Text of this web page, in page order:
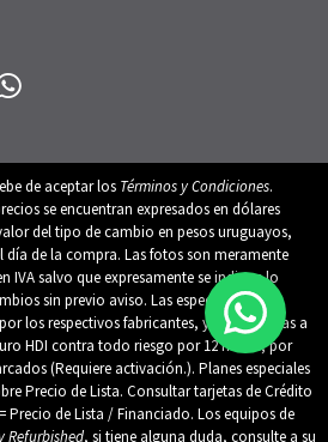
de aceptar los Términos y Condiciones.
se encuentran expresados en dólares
del tipo de cambio en pesos uruguayos,
día de la compra. Las fotos son meramente
IVA salvo que expresamente se indique lo
sin previo aviso. Las especificaciones
los respectivos fabricantes, y están sujetas a
HDI contra todo riesgo por 12 meses, por
(Requiere activación.). Planes especiales
Precio de Lista. Consultar tarjetas de Crédito
Precio de Lista / Financiado. Los equipos de
Refurbished, si tiene alguna duda, consulte a su